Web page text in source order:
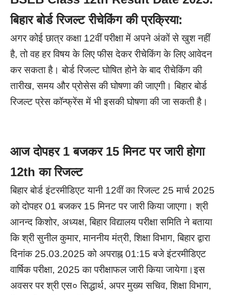
बिहार बोर्ड रिजल्ट रीचेकिंग की प्रक्रिया:
अगर कोई छात्र कक्षा 12वीं परीक्षा में अपने अंकों से खुश नहीं
है, तो वह हर विषय के लिए फीस देकर रीचेकिंग के लिए आवेदन
कर सकता है। बोर्ड रिजल्ट घोषित होने के बाद रीचेकिंग की
तारीख, समय और प्रोसेस की घोषणा की जाएगी। बिहार बोर्ड
रिजल्ट प्रेस कॉन्फ्रेंस में भी इसकी घोषणा की जा सकती है।
आज दोपहर 1 बजकर 15 मिनट पर जारी होगा
12th का रिजल्ट
बिहार बोर्ड इंटरमीडिएट यानी 12वीं का रिजल्ट 25 मार्च 2025
को दोपहर 01 बजकर 15 मिनट पर जारी किया जाएगा।श्री
आनन्द किशोर, अध्यक्ष, बिहार विद्यालय परीक्षा समिति ने बताया
कि श्री सुनील कुमार, माननीय मंत्री, शिक्षा विभाग, बिहार द्वारा
दिनांक 25.03.2025 को अपराह्न 01:15 बजे इंटरमीडिएट
वार्षिक परीक्षा, 2025 का परीक्षाफल जारी किया जायेगा।इस
अवसर पर श्री एस० सिद्धार्थ, अपर मुख्य सचिव, शिक्षा विभाग,